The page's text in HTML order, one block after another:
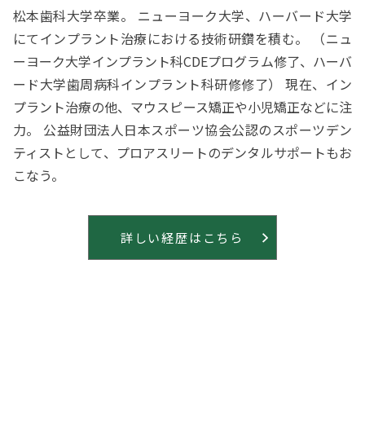
松本歯科大学卒業。 ニューヨーク大学、ハーバード大学
にてインプラント治療における技術研鑽を積む。 （ニュ
ーヨーク大学インプラント科CDEプログラム修了、ハーバ
ード大学歯周病科インプラント科研修修了） 現在、イン
プラント治療の他、マウスピース矯正や小児矯正などに注
力。 公益財団法人日本スポーツ協会公認のスポーツデン
ティストとして、プロアスリートのデンタルサポートもお
こなう。
詳しい経歴はこちら